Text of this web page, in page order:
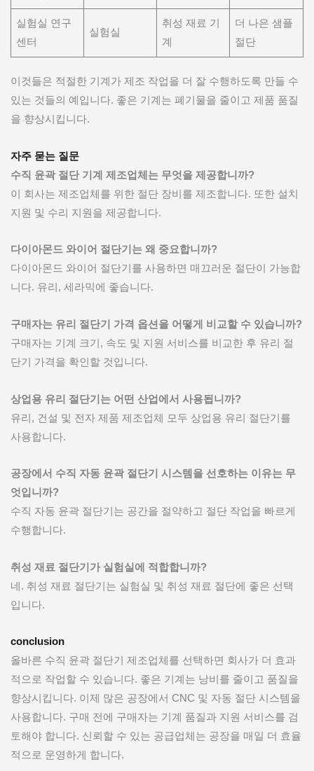
실험실 연구
센터
실험실
취성 재료 기
계
더 나은 샘플
절단
이것들은 적절한 기계가 제조 작업을 더 잘 수행하도록 만들 수
있는 것들의 예입니다. 좋은 기계는 폐기물을 줄이고 제품 품질
을 향상시킵니다.
자주 묻는 질문
수직 윤곽 절단 기계 제조업체는 무엇을 제공합니까?
이 회사는 제조업체를 위한 절단 장비를 제조합니다. 또한 설치
지원 및 수리 지원을 제공합니다.
다이아몬드 와이어 절단기는 왜 중요합니까?
다이아몬드 와이어 절단기를 사용하면 매끄러운 절단이 가능합
니다. 유리, 세라믹에 좋습니다.
구매자는 유리 절단기 가격 옵션을 어떻게 비교할 수 있습니까?
구매자는 기계 크기, 속도 및 지원 서비스를 비교한 후 유리 절
단기 가격을 확인할 것입니다.
상업용 유리 절단기는 어떤 산업에서 사용됩니까?
유리, 건설 및 전자 제품 제조업체 모두 상업용 유리 절단기를
사용합니다.
공장에서 수직 자동 윤곽 절단기 시스템을 선호하는 이유는 무
엇입니까?
수직 자동 윤곽 절단기는 공간을 절약하고 절단 작업을 빠르게
수행합니다.
취성 재료 절단기가 실험실에 적합합니까?
네. 취성 재료 절단기는 실험실 및 취성 재료 절단에 좋은 선택
입니다.
conclusion
올바른 수직 윤곽 절단기 제조업체를 선택하면 회사가 더 효과
적으로 작업할 수 있습니다. 좋은 기계는 낭비를 줄이고 품질을
향상시킵니다. 이제 많은 공장에서 CNC 및 자동 절단 시스템을
사용합니다. 구매 전에 구매자는 기계 품질과 지원 서비스를 검
토해야 합니다. 신뢰할 수 있는 공급업체는 공장을 매일 더 효율
적으로 운영하게 합니다.